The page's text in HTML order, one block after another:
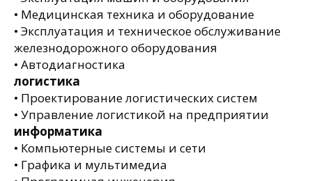
• Медицинская техника и оборудование
• Эксплуатация и техническое обслуживание
железнодорожного оборудования
• Автодиагностика
логистика
• Проектирование логистических систем
• Управление логистикой на предприятии
информатика
• Компьютерные системы и сети
• Графика и мультимедиа